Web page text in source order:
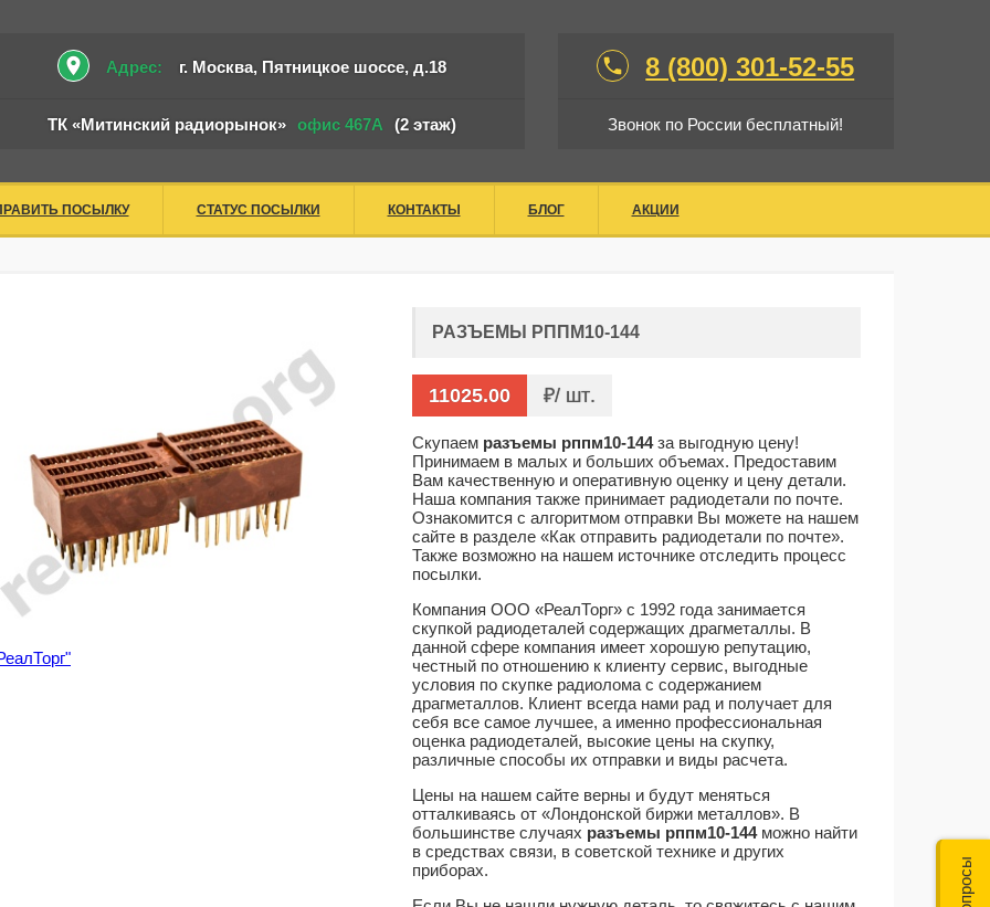
place Адрес: г. Москва, Пятницкое шоссе, д.18
ТК «Митинский радиорынок» офис 467А (2 этаж)
phone 8 (800) 301-52-55
Звонок по России бесплатный!
ПОСЫЛКУ СТАТУС ПОСЫЛКИ КОНТАКТЫ БЛОГ АКЦИИ
РАЗЪЕМЫ РППМ10-144
11025.00 / шт
Скупаем разъемы рппм10-144за выгодную цену!
Принимаем в малых и больших объемах. Предоставим
Вам качественную и оперативную оценку и цену детали.
Наша компания также принимает радиодетали по почте.
Ознакомится с алгоритмом отправки Вы можете на нашем
сайте в разделе «Как отправить радиодетали по почте».
Также возможно на нашем источнике отследить процесс
посылки.
Компания ООО «РеалТорг» с 1992 года занимается
скупкой радиодеталей содержащих драгметаллы. В
данной сфере компания имеет хорошую репутацию,
честный по отношению к клиенту сервис, выгодные
условия по скупке радиолома с содержанием
драгметаллов. Клиент всегда нами рад и получает для
себя все самое лучшее, а именно профессиональная
оценка радиодеталей, высокие цены на скупку,
различные способы их отправки и виды расчета.
Цены на нашем сайте верны и будут меняться
отталкиваясь от «Лондонской биржи металлов». В
большинстве случаях разъемы рппм10-144можно найти
в средствах связи, в советской технике и других
приборах.